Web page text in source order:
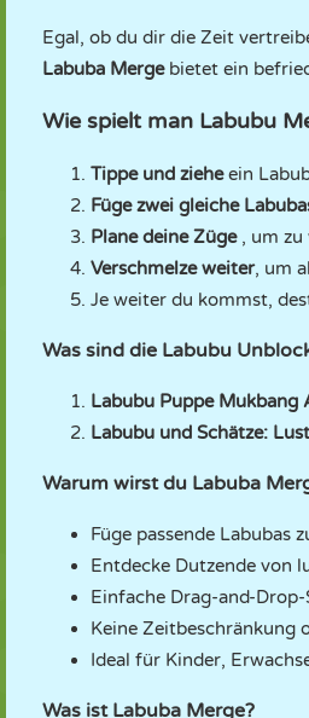
Egal, ob du dir die Zeit
Labuba Mergebietet ein
Wie spielt man Labubu
Tippe und zieheein
Füge zwei gleiche
Plane deine Züge , um zu
Verschmelze weiter, um
Je weiter du kommst,
Was sind die Labubu
Labubu Puppe Mukbang
Labubu und Schätze:
Warum wirst du Labuba
Füge passende Labubas
Entdecke Dutzende von
Einfache Drag-and-
Keine Zeitbeschränkung
Ideal für Kinder,
Was ist Labuba Merge?